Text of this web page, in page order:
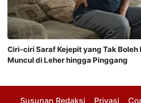
Ciri-ciri Saraf Kejepit yang Tak Boleh
Muncul di Leher hingga Pinggang
Susunan Redaksi Privasi